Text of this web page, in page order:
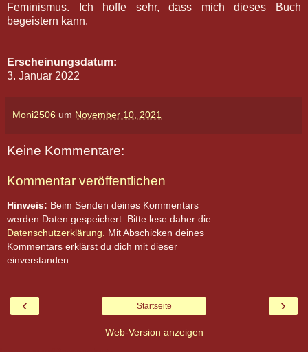
Feminismus. Ich hoffe sehr, dass mich dieses Buch
begeistern kann.
Erscheinungsdatum:
3. Januar 2022
Moni2506 um November 10, 2021
Keine Kommentare:
Kommentar veröffentlichen
Hinweis: Beim Senden deines Kommentars
werden Daten gespeichert. Bitte lese daher die
Datenschutzerklärung.
Mit Abschicken deines
Kommentars erklärst du dich mit dieser
einverstanden.
‹ ›
Startseite
Web-Version anzeigen